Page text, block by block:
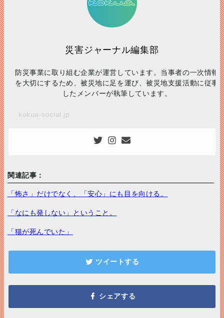
災害ジャーナル編集部
防災事業に取り組む企業が運営しています。当事者の一次情報
を大切にするため、被災地に足を運び、被災地支援活動に従事
したメンバーが執筆しています。
kokua-social.jp
関連記事：
「怖さ」だけでなく、「安心」にも目を向ける。
「なにも発しない」ということ。
「猫が死んでいた」